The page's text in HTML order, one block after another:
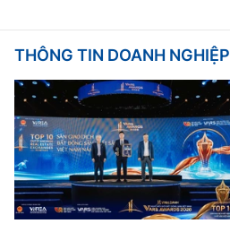
THÔNG TIN DOANH NGHIỆP